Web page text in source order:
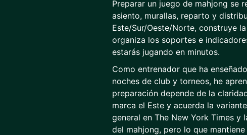
Preparar un juego de mahjong se
asiento, murallas, reparto y
Este/Sur/Oeste/Norte, construye
organiza los soportes e
estarás jugando en minutos.
Como entrenador que ha
noches de club y torneos, he
preparación depende de la
marca el Este y acuerda la
general en The New York Times y
del mahjong, pero lo que